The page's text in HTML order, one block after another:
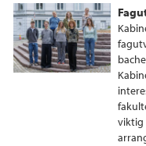
e
b
o
o
viktig